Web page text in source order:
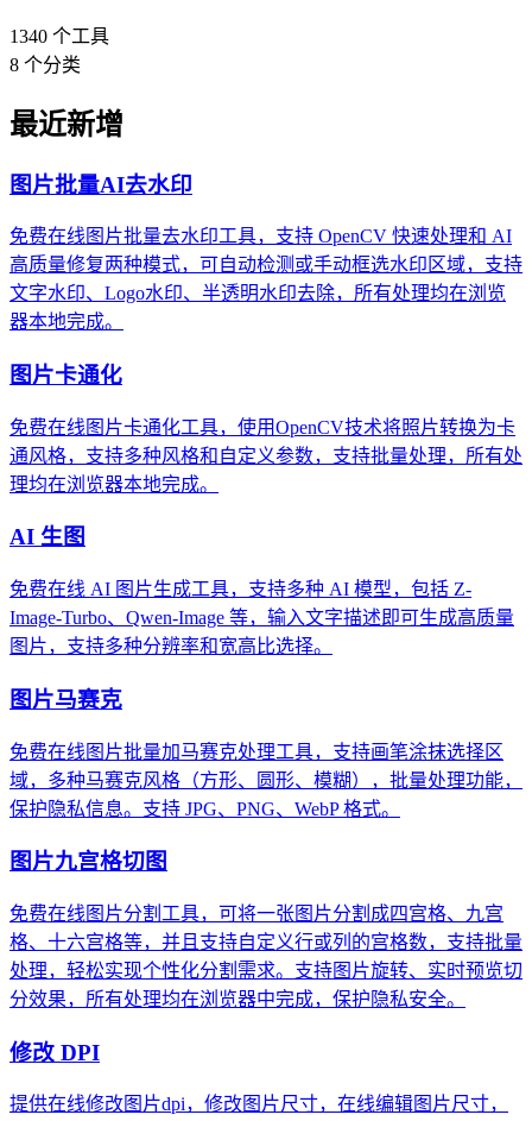
1340 个工具
8 个分类
最近新增
图片批量AI去水印
免费在线图片批量去水印工具，支持 OpenCV 快速处理和 AI
高质量修复两种模式，可自动检测或手动框选水印区域，支持
文字水印、Logo水印、半透明水印去除，所有处理均在浏览
器本地完成。
图片卡通化
免费在线图片卡通化工具，使用OpenCV技术将照片转换为卡
通风格，支持多种风格和自定义参数，支持批量处理，所有处
理均在浏览器本地完成。
AI 生图
免费在线 AI 图片生成工具，支持多种 AI 模型，包括 Z-
Image-Turbo、Qwen-Image 等，输入文字描述即可生成高质量
图片，支持多种分辨率和宽高比选择。
图片马赛克
免费在线图片批量加马赛克处理工具，支持画笔涂抹选择区
域，多种马赛克风格（方形、圆形、模糊），批量处理功能，
保护隐私信息。支持 JPG、PNG、WebP 格式。
图片九宫格切图
免费在线图片分割工具，可将一张图片分割成四宫格、九宫
格、十六宫格等，并且支持自定义行或列的宫格数，支持批量
处理，轻松实现个性化分割需求。支持图片旋转、实时预览切
分效果，所有处理均在浏览器中完成，保护隐私安全。
修改 DPI
提供在线修改图片dpi，修改图片尺寸，在线编辑图片尺寸，